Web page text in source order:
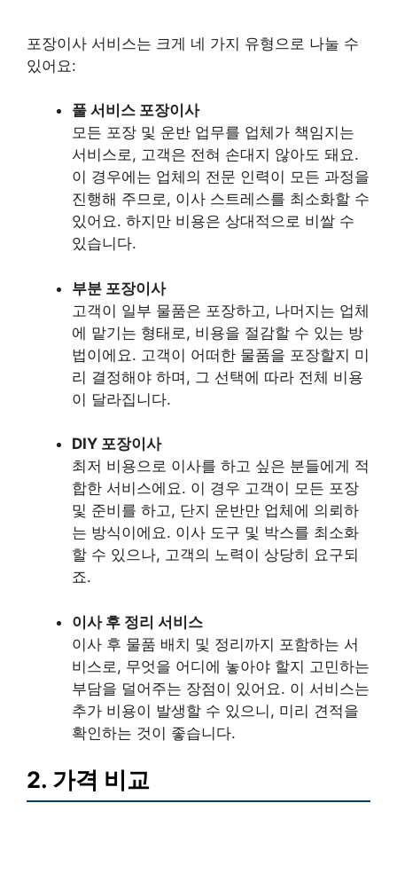
포장이사 서비스는 크게 네 가지 유형으로 나눌 수
있어요:
풀 서비스 포장이사
모든 포장 및 운반 업무를 업체가 책임지는
서비스로, 고객은 전혀 손대지 않아도 돼요.
이 경우에는 업체의 전문 인력이 모든 과정을
진행해 주므로, 이사 스트레스를 최소화할 수
있어요. 하지만 비용은 상대적으로 비쌀 수
있습니다.
부분 포장이사
고객이 일부 물품은 포장하고, 나머지는 업체
에 맡기는 형태로, 비용을 절감할 수 있는 방
법이에요. 고객이 어떠한 물품을 포장할지 미
리 결정해야 하며, 그 선택에 따라 전체 비용
이 달라집니다.
DIY 포장이사
최저 비용으로 이사를 하고 싶은 분들에게 적
합한 서비스에요. 이 경우 고객이 모든 포장
및 준비를 하고, 단지 운반만 업체에 의뢰하
는 방식이에요. 이사 도구 및 박스를 최소화
할 수 있으나, 고객의 노력이 상당히 요구되
죠.
이사 후 정리 서비스
이사 후 물품 배치 및 정리까지 포함하는 서
비스로, 무엇을 어디에 놓아야 할지 고민하는
부담을 덜어주는 장점이 있어요. 이 서비스는
추가 비용이 발생할 수 있으니, 미리 견적을
확인하는 것이 좋습니다.
2. 가격 비교